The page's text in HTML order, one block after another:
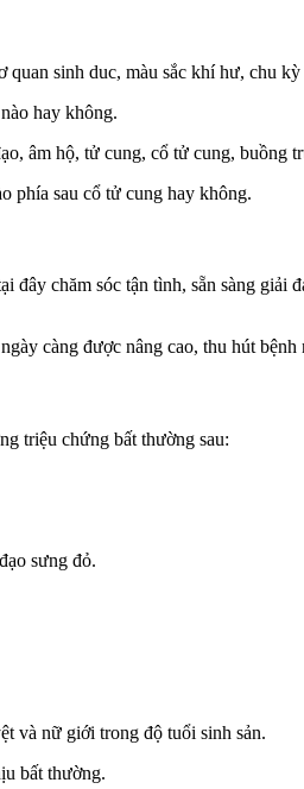
sinh duc, màu sắc khí hư, chu
hay không.
âm hộ, tử cung, cổ tử cung, buồng
phía sau cổ tử cung hay không.
đây chăm sóc tận tình, sẵn sàng
càng được nâng cao, thu hút
triệu chứng bất thường sau:
sưng đỏ.
và nữ giới trong độ tuổi sinh sản.
bất thường.